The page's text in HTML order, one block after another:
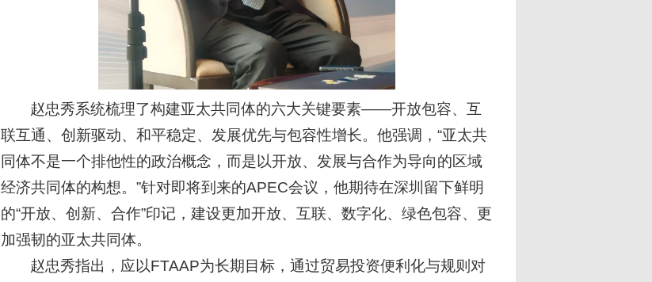
赵忠秀系统梳理了构建亚太共同体的六大关键要素——开放包容、互
联互通、创新驱动、和平稳定、发展优先与包容性增长。他强调，“亚太共
同体不是一个排他性的政治概念，而是以开放、发展与合作为导向的区域
经济共同体的构想。”针对即将到来的APEC会议，他期待在深圳留下鲜明
的“开放、创新、合作”印记，建设更加开放、互联、数字化、绿色包容、更
加强韧的亚太共同体。
赵忠秀指出，应以FTAAP为长期目标，通过贸易投资便利化与规则对